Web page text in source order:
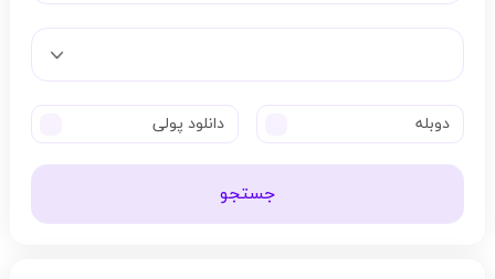
دوبله دانلود پولی
جستجو